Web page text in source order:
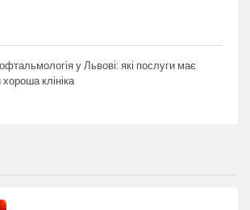
у Львові: які послуги має
клініка